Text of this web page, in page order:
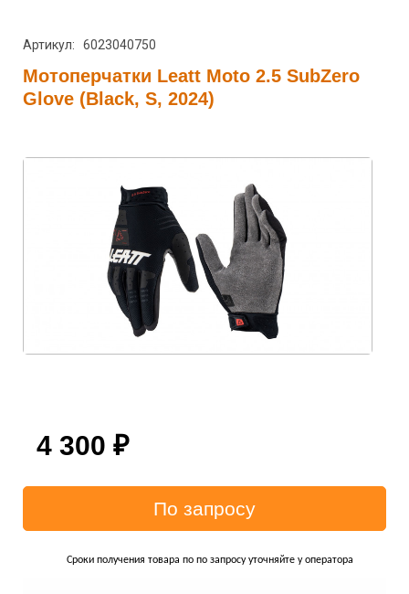
Артикул: 6023040750
Мотоперчатки Leatt Moto 2.5 SubZero
Glove (Black, S, 2024)
4 300 ₽
Сроки получения товара по по запросу уточняйте у оператора